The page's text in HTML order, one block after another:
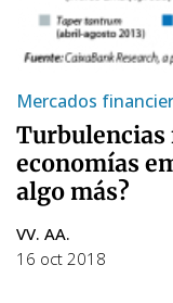
Mercados
Turbulencias
economías
algo más?
VV. AA.
16 oct 2018